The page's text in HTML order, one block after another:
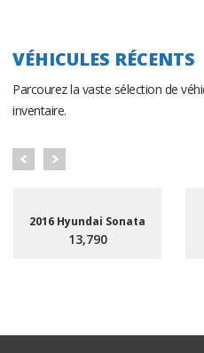
VÉHICULES RÉCENTS
Parcourez la vaste sélection de
inventaire.
2016 Hyundai Sonata
13,790